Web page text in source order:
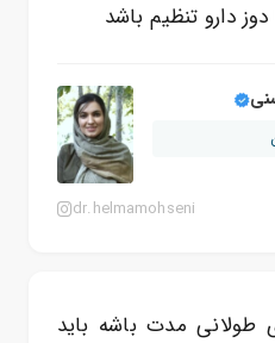
دارو تنظیم باشد
dr.helmamohseni
مدت باشه باید